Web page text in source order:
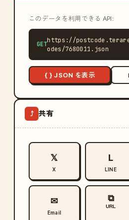
このデータを利用できる API:
GET
https://
odes/7680011.json
{ } JSON を表示
⤴ 共有
𝕏
X
L
LINE
✉
Email
⧉
URL